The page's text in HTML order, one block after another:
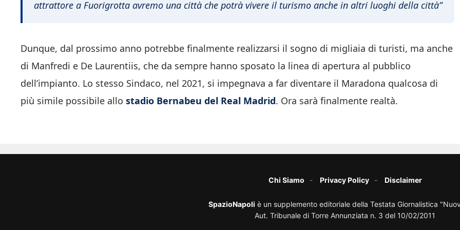
attrattore a Fuorigrotta avremo una città che potrà vivere il turismo anche in altri luoghi della città”
Dunque, dal prossimo anno potrebbe finalmente realizzarsi il sogno di migliaia di turisti, ma anche
di Manfredi e De Laurentiis, che da sempre hanno sposato la linea di apertura al pubblico
dell’impianto. Lo stesso Sindaco, nel 2021, si impegnava a far diventare il Maradona qualcosa di
più simile possibile allo stadio Bernabeu del Real Madrid. Ora sarà finalmente realtà.
Chi Siamo Privacy Policy Disclaimer
SpazioNapoli è un supplemento editoriale della Testata Giornalistica
Aut. Tribunale di Torre Annunziata n. 3 del 10/02/2011